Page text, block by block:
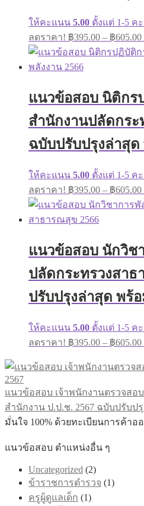
ให้คะแนน 5.00 ตั้งแต่ 1-5 ค
ลดราคา! ฿395.00 – ฿605.00
แนวข้อสอบ นิติกร
สำนักงานปลัดกระ
ฉบับปรับปรุงล่าสุด
ให้คะแนน 5.00 ตั้งแต่ 1-5 ค
ลดราคา! ฿395.00 – ฿605.00
แนวข้อสอบ นักวิช
ปลัดกระทรวงสาธ
ปรับปรุงล่าสุด พร้
ให้คะแนน 5.00 ตั้งแต่ 1-5 ค
ลดราคา! ฿395.00 – ฿605.00
แนวข้อสอบ เจ้าพนักงานตรวจสอ
สำนักงาน ป.ป.ช. 2567 ฉบับปรับป
มั่นใจ 100% ด้วยทะเบียนการค้าอ
แนวข้อสอบ ตำแหน่งอื่น ๆ
Uncategorized (2)
ข้าราชการตำรวจ (1)
ครูผู้ดูแลเด็ก (1)